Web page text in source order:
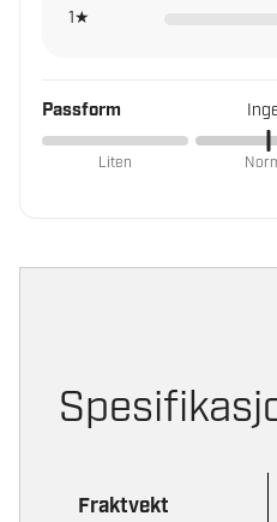
1★
Passform
Liten
Fraktvekt